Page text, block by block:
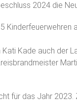
2024 die
Kade auch der
für das Jahr